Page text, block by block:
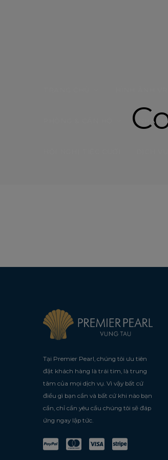
NHÀ
Tại Premier Pearl, chúng tôi ưu tiên
đặt khách hàng là trái tim, là trung
tâm của mọi dịch vụ. Vì vậy bất cứ
điều gì bạn cần và bất cứ khi nào bạn
cần, chỉ cần yêu cầu chúng tôi sẽ đáp
ứng ngay lập tức.